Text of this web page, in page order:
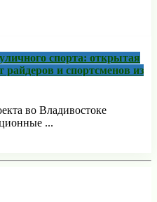
спорта: открытая
и спортсменов из
во Владивостоке
...